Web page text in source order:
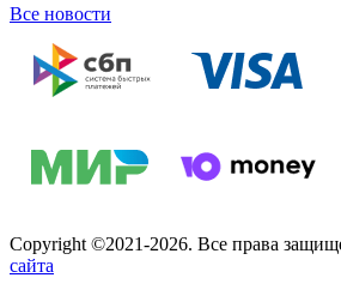
Все новости
Copyright ©2021-2026. Все права
сайта